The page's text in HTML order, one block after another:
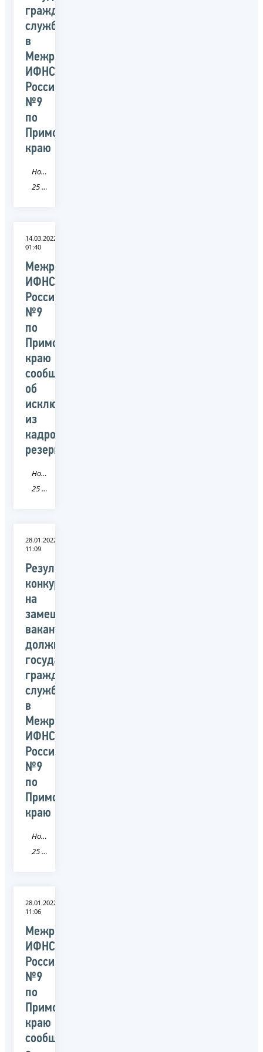
гражданской
службы
в
Межрайонной
ИФНС
России
№9
по
Приморскому
краю
Новость
25 Приморский край
14.03.2022
01:40
Межрайонная
ИФНС
России
№9
по
Приморскому
краю
сообщает
об
исключении
из
кадрового
резерва
Новость
25 Приморский край
28.01.2022
11:09
Результаты
конкурса
на
замещение
вакантных
должностей
государственной
гражданской
службы
в
Межрайонной
ИФНС
России
№9
по
Приморскому
краю
Новость
25 Приморский край
28.01.2022
11:06
Межрайонная
ИФНС
России
№9
по
Приморскому
краю
сообщает